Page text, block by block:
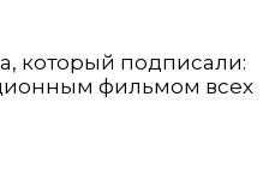
который подписали:
фильмом всех